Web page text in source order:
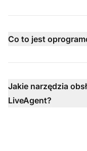
Co to jest
Jakie narzędzia
LiveAgent?